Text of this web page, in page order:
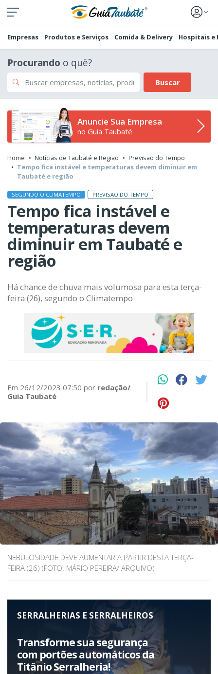
Empresas Produtos e Serviços Comida & Delivery Hospitais e
Procurando o quê?
Buscar
Anuncie Sua Empresa
no Guia Taubaté
Home Notícias de Taubaté e Região
Previsão do Tempo
Tempo fica instável e temperaturas devem diminuir em
Taubaté e região
SEGUNDO O CLIMATEMPO PREVISÃO DO TEMPO
Tempo fica instável e
temperaturas devem
diminuir em Taubaté e
região
Há chance de chuva mais volumosa para esta terça-
feira (26), segundo o Climatempo
Em 26/12/2023 07:50 por redação/
Guia Taubaté
NEBULOSIDADE DEVE AUMENTAR A PARTIR DESTA TERÇA-
FEIRA (26) (FOTO: MÁRIO PEREIRA/ ARQUIVO)
SERRALHERIAS E SERRALHEIROS
Transforme sua segurança
com portões automáticos da
Titânio Serralheria!